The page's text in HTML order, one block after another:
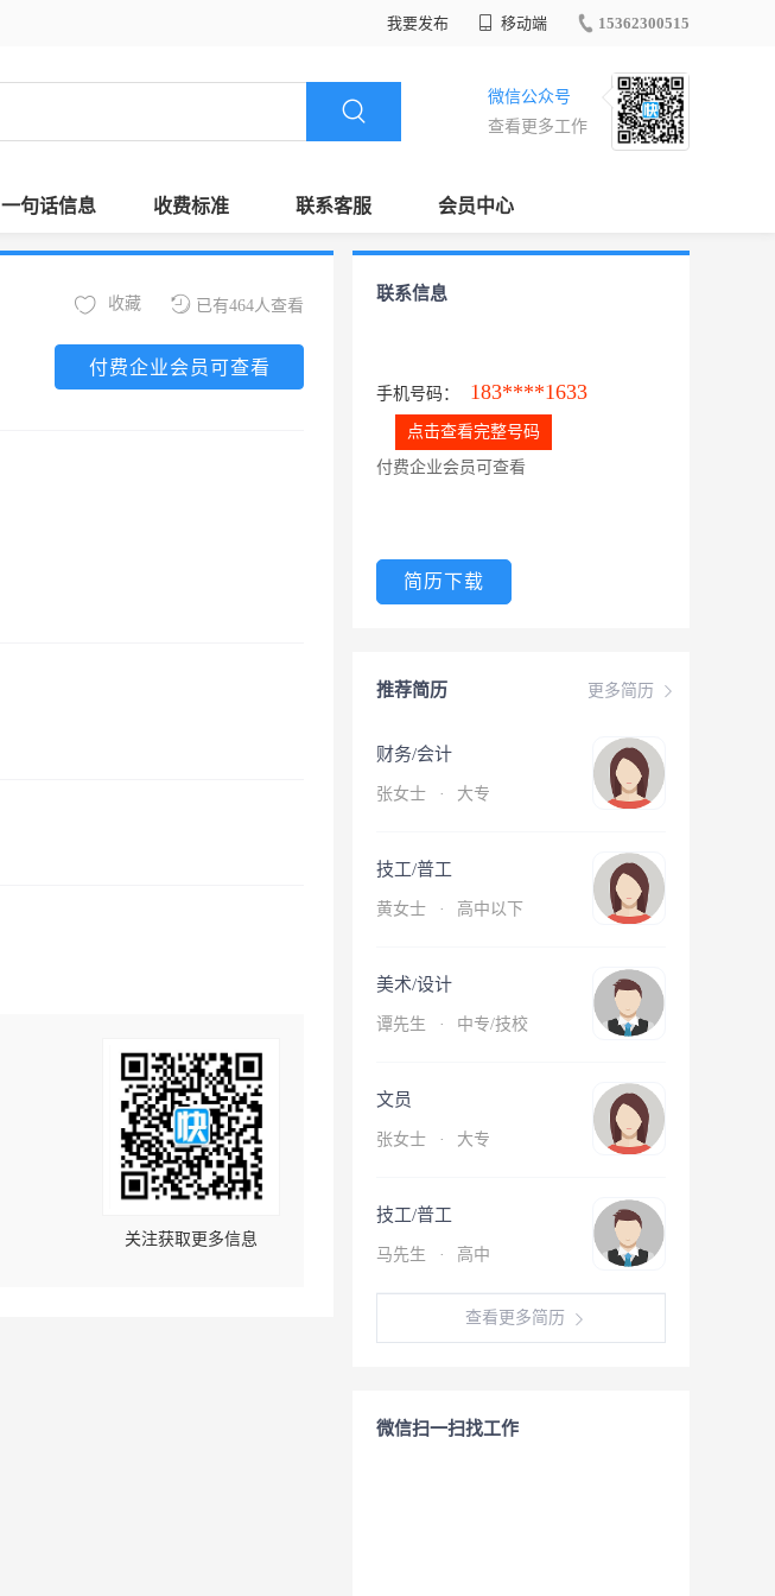
我要发布 移动端 15362300515
微信公众号
查看更多工作
一句话信息 收费标准 联系客服 会员中心
已有464人查看
收藏
付费企业会员可查看
关注获取更多信息
联系信息
手机号码： 183****1633
点击查看完整号码
付费企业会员可查看
简历下载
更多简历
推荐简历
财务/会计
张女士 · 大专
技工/普工
黄女士 · 高中以下
美术/设计
谭先生 · 中专/技校
文员
张女士 · 大专
技工/普工
马先生 · 高中
查看更多简历
微信扫一扫找工作